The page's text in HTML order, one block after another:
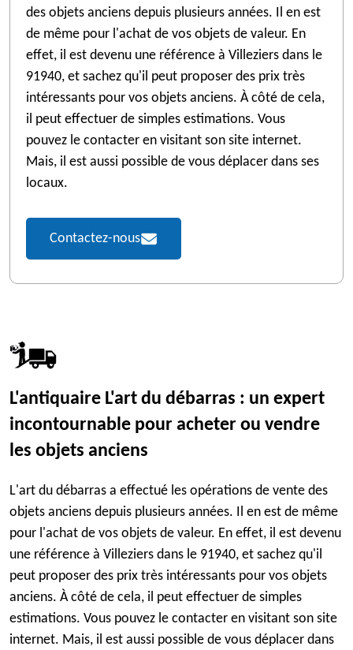
des objets anciens depuis plusieurs années. Il en est
de même pour l'achat de vos objets de valeur. En
effet, il est devenu une référence à Villeziers dans le
91940, et sachez qu'il peut proposer des prix très
intéressants pour vos objets anciens. À côté de cela,
il peut effectuer de simples estimations. Vous
pouvez le contacter en visitant son site internet.
Mais, il est aussi possible de vous déplacer dans ses
locaux.
Contactez-nous
L'antiquaire L'art du débarras : un expert
incontournable pour acheter ou vendre
les objets anciens
L'art du débarras a effectué les opérations de vente des
objets anciens depuis plusieurs années. Il en est de même
pour l'achat de vos objets de valeur. En effet, il est devenu
une référence à Villeziers dans le 91940, et sachez qu'il
peut proposer des prix très intéressants pour vos objets
anciens. À côté de cela, il peut effectuer de simples
estimations. Vous pouvez le contacter en visitant son site
internet. Mais, il est aussi possible de vous déplacer dans